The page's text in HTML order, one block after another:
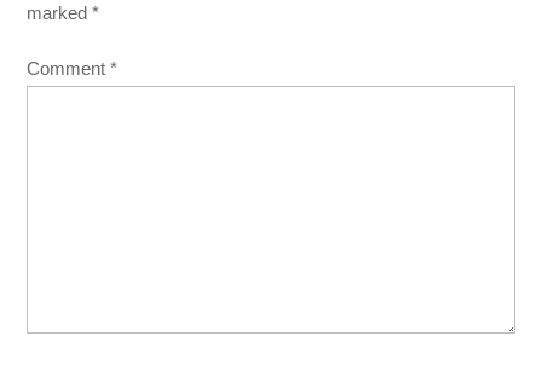
marked*
Comment*